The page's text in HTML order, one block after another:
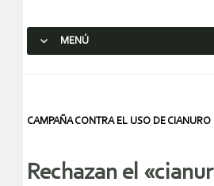
MENÚ
CAMPAÑA CONTRA EL USO DE CIANURO
Rechazan el